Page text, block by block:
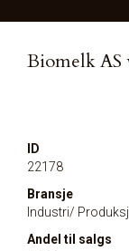
Biomelk AS
ID
22178
Bransje
Industri/
Andel til salgs